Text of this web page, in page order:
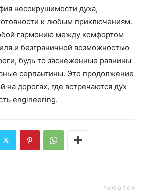
несокрушимости духа,
к любым приключениям.
гармонию между комфортом
и безграничной возможностью
будь то заснеженные равнины
серпантины. Это продолжение
на дорогах, где встречаются дух
engineering.
Next article